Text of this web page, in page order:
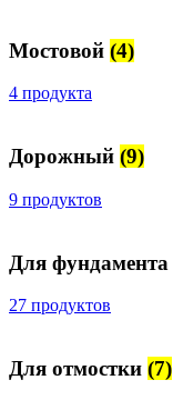
Мостовой (4)
4 продукта
Дорожный (9)
9 продуктов
Для фундамента
27 продуктов
Для отмостки (7)